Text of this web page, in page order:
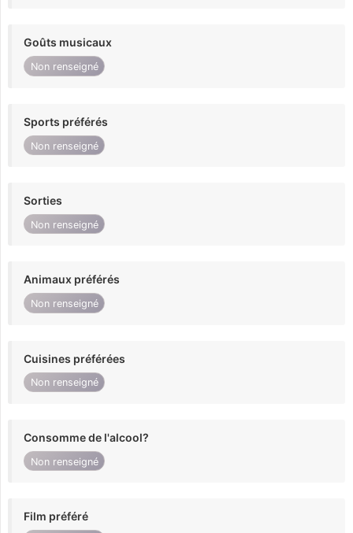
Goûts musicaux
Non renseigné
Sports préférés
Non renseigné
Sorties
Non renseigné
Animaux préférés
Non renseigné
Cuisines préférées
Non renseigné
Consomme de l'alcool?
Non renseigné
Film préféré